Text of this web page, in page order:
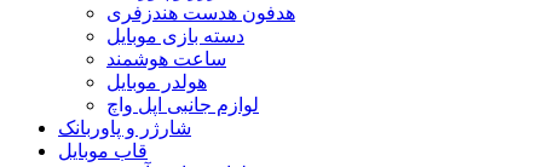
هدفون هدست هندزفری
دسته بازی موبایل
ساعت هوشمند
هولدر موبایل
لوازم جانبی اپل واچ
شارژر و پاوربانک
قاب موبایل